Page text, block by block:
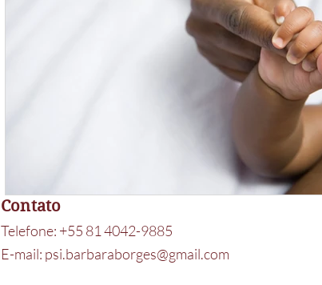
Contato
Telefone: +55 81 4042-9885
E-mail: psi.barbaraborges@gmail.com